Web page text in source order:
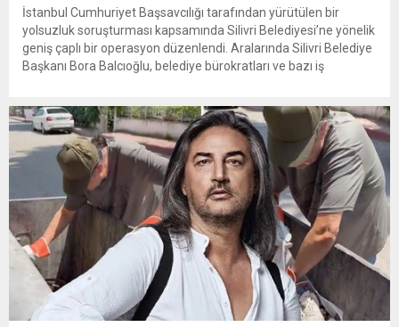
İstanbul Cumhuriyet Başsavcılığı tarafından yürütülen bir
yolsuzluk soruşturması kapsamında Silivri Belediyesi’ne yönelik
geniş çaplı bir operasyon düzenlendi. Aralarında Silivri Belediye
Başkanı Bora Balcıoğlu, belediye bürokratları ve bazı iş
inceleme ve arama çalışmaları devam ediyor. İstanbul’da...